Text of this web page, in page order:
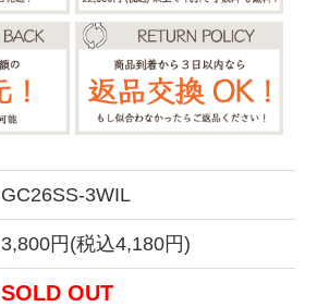
GC26SS-3WIL
3,800円(税込4,180円)
SOLD OUT